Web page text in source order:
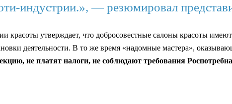
индустрии.», — резюмировал
красоты утверждает, что добросовестные салоны красоты
деятельности. В то же время «надомные мастера»,
не платят налоги, не соблюдают требования